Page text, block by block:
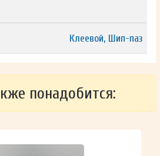
Клеевой, Шип-паз
понадобится: